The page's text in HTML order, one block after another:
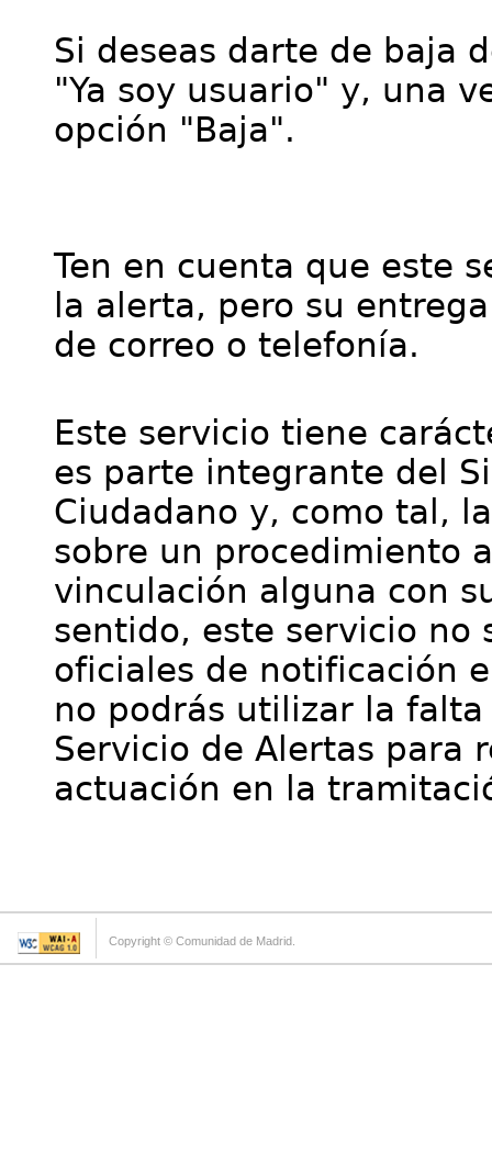
Si deseas darte de baja
"Ya soy usuario" y, una
opción "Baja".
Ten en cuenta que este
la alerta, pero su
de correo o telefonía.
Este servicio tiene
es parte integrante del
Ciudadano y, como tal,
sobre un procedimiento
vinculación alguna con
sentido, este servicio no
oficiales de notificación
no podrás utilizar la
Servicio de Alertas para
actuación en la
Copyright © Comunidad de Madrid.